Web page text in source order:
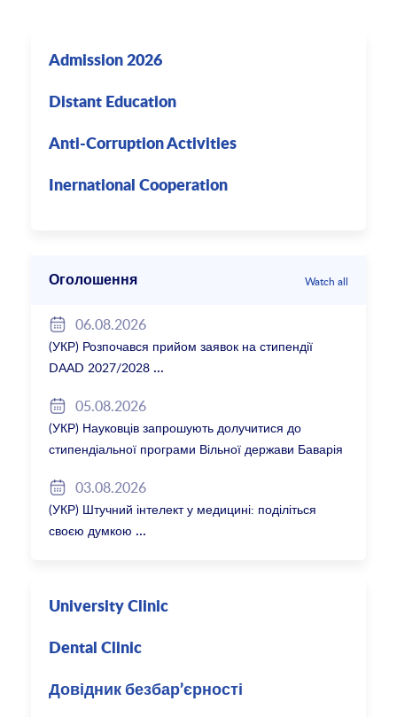
Admission 2026
Distant Education
Anti-Corruption Activities
Inernational Cooperation
Оголошення Watch all
06.08.2026
(УКР) Розпочався прийом заявок на стипендії
DAAD 2027/2028
05.08.2026
(УКР) Науковців запрошують долучитися до
стипендіальної програми Вільної держави Баварія
03.08.2026
(УКР) Штучний інтелект у медицині: поділіться
своєю думкою
University Clinic
Dental Clinic
Довідник безбар’єрності